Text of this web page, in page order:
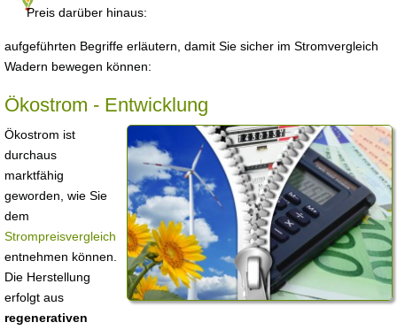
Preis darüber hinaus:
aufgeführten Begriffe erläutern, damit Sie sicher im Stromvergleich
Wadern bewegen können:
Ökostrom - Entwicklung
Ökostrom ist
durchaus
marktfähig
geworden, wie Sie
dem
Strompreisvergleich
entnehmen können.
Die Herstellung
erfolgt aus
regenerativen